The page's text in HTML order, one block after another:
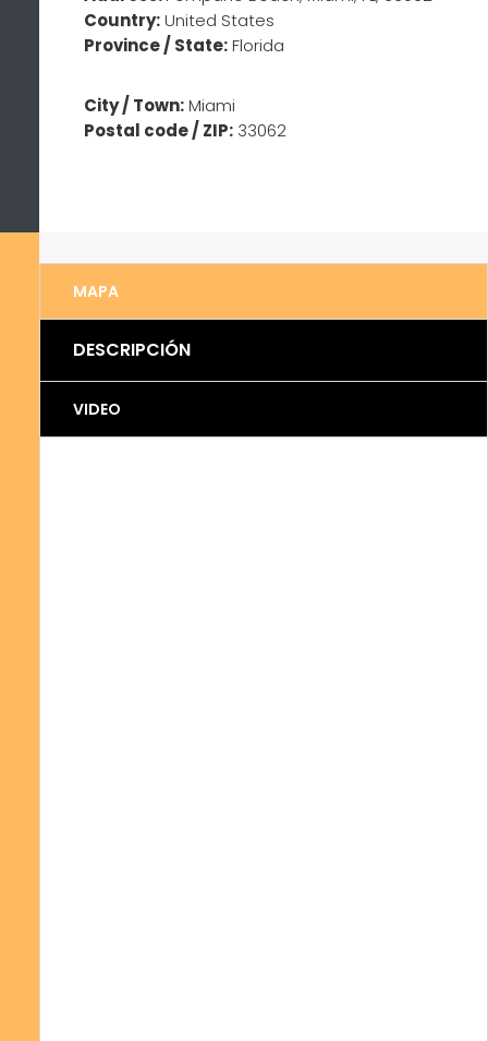
Country:United States
Province / State:Florida
City / Town:Miami
Postal code / ZIP: 33062
MAPA
DESCRIPCIÓN
VIDEO